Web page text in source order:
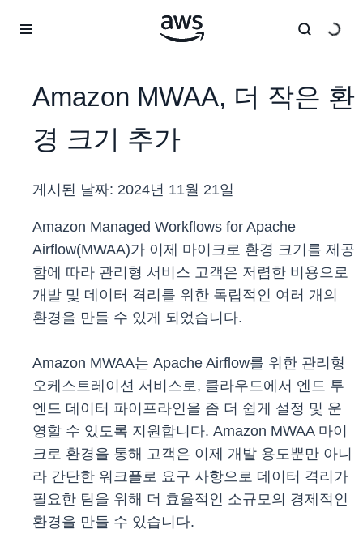
Amazon MWAA, 더 작은 환
경 크기 추가
게시된 날짜: 2024년 11월 21일
Amazon Managed Workflows for Apache
Airflow(MWAA)가 이제 마이크로 환경 크기를 제공
함에 따라 관리형 서비스 고객은 저렴한 비용으로
개발 및 데이터 격리를 위한 독립적인 여러 개의
환경을 만들 수 있게 되었습니다.
Amazon MWAA는 Apache Airflow를 위한 관리형
오케스트레이션 서비스로, 클라우드에서 엔드 투
엔드 데이터 파이프라인을 좀 더 쉽게 설정 및 운
영할 수 있도록 지원합니다. Amazon MWAA 마이
크로 환경을 통해 고객은 이제 개발 용도뿐만 아니
라 간단한 워크플로 요구 사항으로 데이터 격리가
필요한 팀을 위해 더 효율적인 소규모의 경제적인
환경을 만들 수 있습니다.